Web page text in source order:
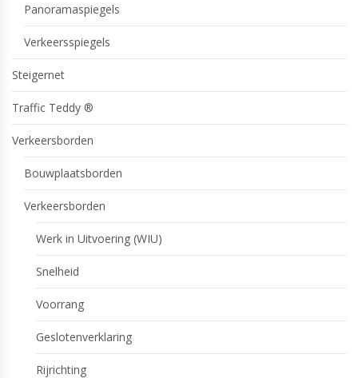
Panoramaspiegels
Verkeersspiegels
Steigernet
Traffic Teddy ®
Verkeersborden
Bouwplaatsborden
Verkeersborden
Werk in Uitvoering (WIU)
Snelheid
Voorrang
Geslotenverklaring
Rijrichting